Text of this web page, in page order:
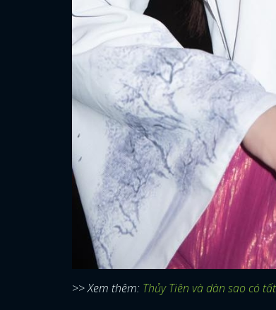
>> Xem thêm: Thủy Tiên và dàn sao có